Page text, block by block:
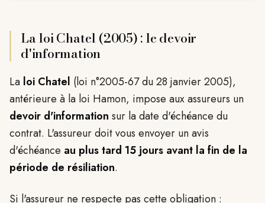
La loi Chatel (2005) : le devoir
d'information
La loi Chatel (loi n°2005-67 du 28 janvier 2005),
antérieure à la loi Hamon, impose aux assureurs un
devoir d'information sur la date d'échéance du
contrat. L'assureur doit vous envoyer un avis
d'échéance au plus tard 15 jours avant la fin de la
période de résiliation.
Si l'assureur ne respecte pas cette obligation :